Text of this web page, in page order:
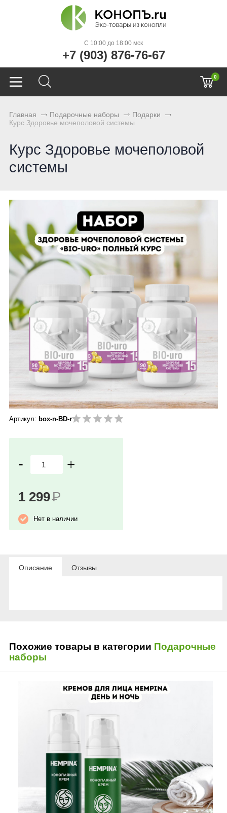
C 10:00 до 18:00 мск
+7 (903) 876-76-67
0
Главная Подарочные наборы
Подарки
Курс Здоровье мочеполовой системы
Курс Здоровье мочеполовой
системы
Артикул: box-n-BD-r
- +
1 299Р
Нет в наличии
Описание Отзывы
Похожие товары в категории Подарочные
наборы